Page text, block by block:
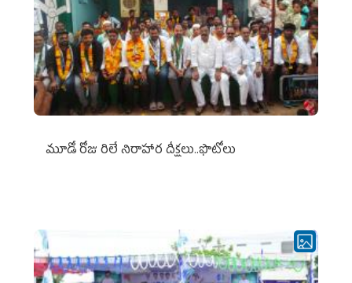
మూడో రోజు రిలే నిరాహార దీక్షలు..ఫొటోలు